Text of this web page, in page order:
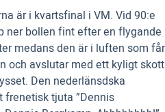
är i kvartsfinal i VM. Vid 90:e
ner bollen fint efter en flygande
medans den är i luften som får
och avslutar med ett kyligt skott
Den nederlänsdska
tjuta ”Dennis